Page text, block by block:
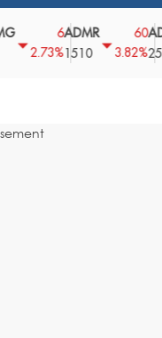
ADMR
1510
60
3.82%
ADRO
2540